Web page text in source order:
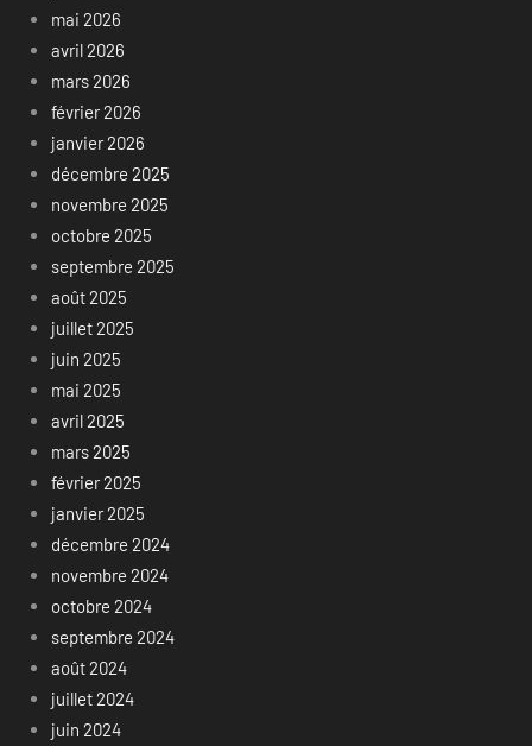
mai 2026
avril 2026
mars 2026
février 2026
janvier 2026
décembre 2025
novembre 2025
octobre 2025
septembre 2025
août 2025
juillet 2025
juin 2025
mai 2025
avril 2025
mars 2025
février 2025
janvier 2025
décembre 2024
novembre 2024
octobre 2024
septembre 2024
août 2024
juillet 2024
juin 2024